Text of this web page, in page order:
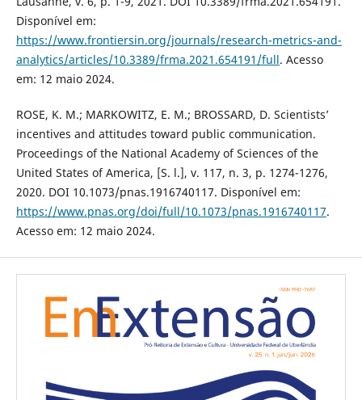
Disponível em:
https://www.frontiersin.org/journals/research-metrics-and-
analytics/articles/10.3389/frma.2021.654191/full. Acesso
em: 12 maio 2024.
ROSE, K. M.; MARKOWITZ, E. M.; BROSSARD, D. Scientists’
incentives and attitudes toward public communication.
Proceedings of the National Academy of Sciences of the
United States of America, [S. l.], v. 117, n. 3, p. 1274-1276,
2020. DOI 10.1073/pnas.1916740117. Disponível em:
https://www.pnas.org/doi/full/10.1073/pnas.1916740117.
Acesso em: 12 maio 2024.